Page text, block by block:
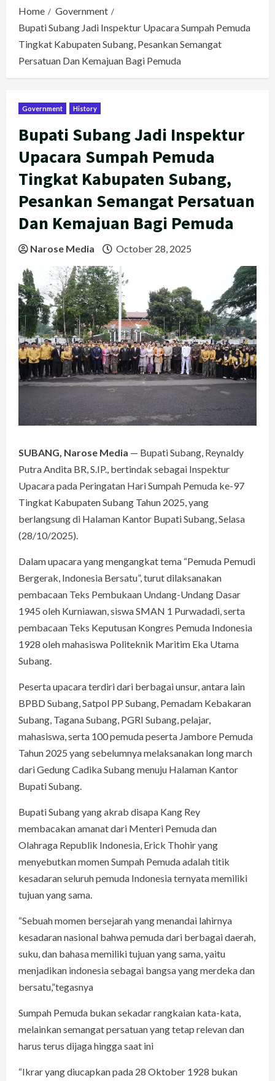
Home
Government
Bupati Subang Jadi Inspektur Upacara Sumpah Pemuda
Tingkat Kabupaten Subang, Pesankan Semangat
Persatuan Dan Kemajuan Bagi Pemuda
Government History
Bupati Subang Jadi Inspektur
Upacara Sumpah Pemuda
Tingkat Kabupaten Subang,
Pesankan Semangat Persatuan
Dan Kemajuan Bagi Pemuda
Narose Media October 28, 2025
SUBANG, Narose Media — Bupati Subang, Reynaldy
Putra Andita BR, S.IP., bertindak sebagai Inspektur
Upacara pada Peringatan Hari Sumpah Pemuda ke-97
Tingkat Kabupaten Subang Tahun 2025, yang
berlangsung di Halaman Kantor Bupati Subang, Selasa
(28/10/2025).
Dalam upacara yang mengangkat tema “Pemuda Pemudi
Bergerak, Indonesia Bersatu”, turut dilaksanakan
pembacaan Teks Pembukaan Undang-Undang Dasar
1945 oleh Kurniawan, siswa SMAN 1 Purwadadi, serta
pembacaan Teks Keputusan Kongres Pemuda Indonesia
1928 oleh mahasiswa Politeknik Maritim Eka Utama
Subang.
Peserta upacara terdiri dari berbagai unsur, antara lain
BPBD Subang, Satpol PP Subang, Pemadam Kebakaran
Subang, Tagana Subang, PGRI Subang, pelajar,
mahasiswa, serta 100 pemuda peserta Jambore Pemuda
Tahun 2025 yang sebelumnya melaksanakan long march
dari Gedung Cadika Subang menuju Halaman Kantor
Bupati Subang.
Bupati Subang yang akrab disapa Kang Rey
membacakan amanat dari Menteri Pemuda dan
Olahraga Republik Indonesia, Erick Thohir yang
menyebutkan momen Sumpah Pemuda adalah titik
kesadaran seluruh pemuda Indonesia ternyata memiliki
tujuan yang sama.
“Sebuah momen bersejarah yang menandai lahirnya
kesadaran nasional bahwa pemuda dari berbagai daerah,
suku, dan bahasa memiliki tujuan yang sama, yaitu
menjadikan indonesia sebagai bangsa yang merdeka dan
bersatu,”tegasnya
Sumpah Pemuda bukan sekadar rangkaian kata-kata,
melainkan semangat persatuan yang tetap relevan dan
harus terus dijaga hingga saat ini
“Ikrar yang diucapkan pada 28 Oktober 1928 bukan